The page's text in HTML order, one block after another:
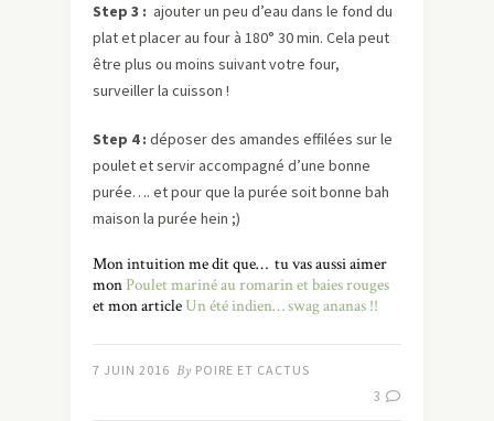
Step 3 : ajouter un peu d’eau dans le fond du
plat et placer au four à 180° 30 min. Cela peut
être plus ou moins suivant votre four,
surveiller la cuisson !
Step 4 : déposer des amandes effilées sur le
poulet et servir accompagné d’une bonne
purée…. et pour que la purée soit bonne bah
maison la purée hein ;)
Mon intuition me dit que… tu vas aussi aimer
mon Poulet mariné au romarin et baies rouges
et mon articleUn été indien… swag ananas !!
7 JUIN 2016 By POIRE ET CACTUS
3